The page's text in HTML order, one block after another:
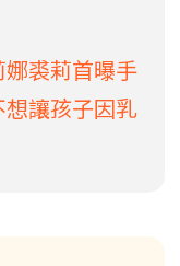
裘莉首曝手
讓孩子因乳